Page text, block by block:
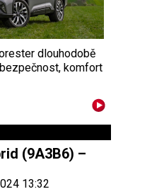
dlouhodobě
komfort
(9A3B6) –
13:32